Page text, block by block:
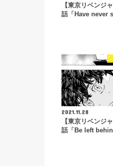
【東京リベンジ
話「Have never
2021.11.28
【東京リベンジ
話「Be left